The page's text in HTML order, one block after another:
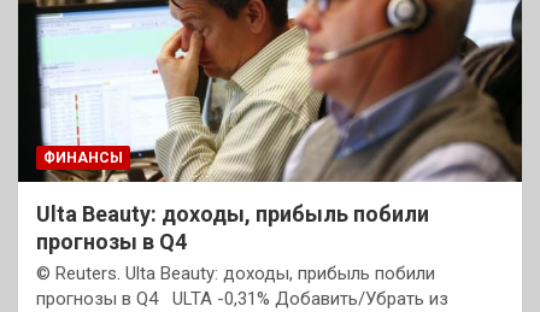
ФИНАНСЫ
Ulta Beauty: доходы, прибыль побили
прогнозы в Q4
© Reuters. Ulta Beauty: доходы, прибыль побили
прогнозы в Q4 ULTA -0,31% Добавить/Убрать из